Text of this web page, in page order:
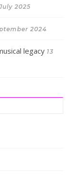
2025
2024
legacy 13